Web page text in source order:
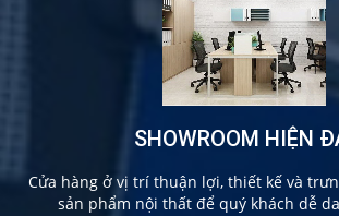
SHOWROOM HIỆN
Cửa hàng ở vị trí thuận lợi, thiết kế và
sản phẩm nội thất để quý khách dễ